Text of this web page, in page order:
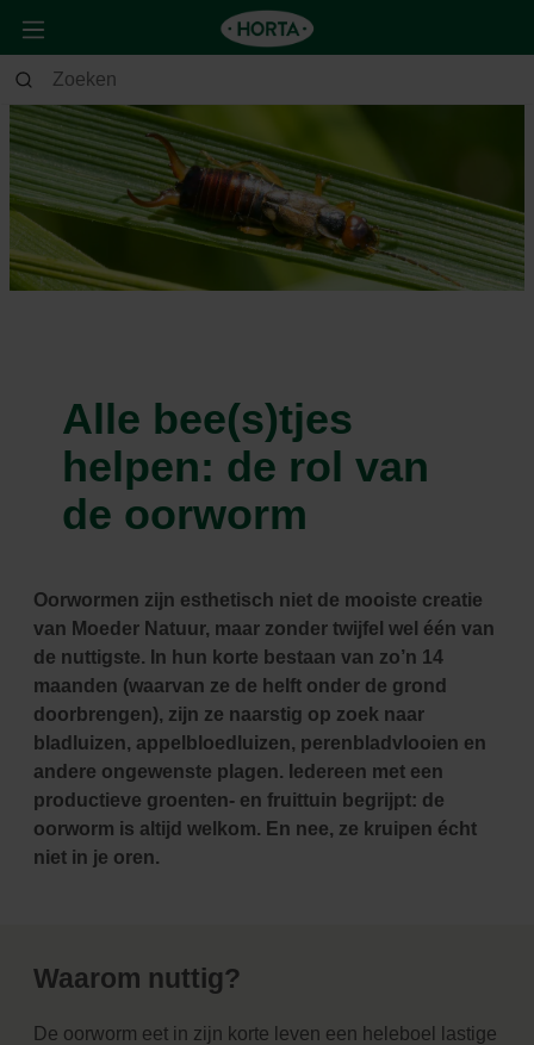
Alle bee(s)tjes
helpen: de rol van
de oorworm
Oorwormen zijn esthetisch niet de mooiste creatie
van Moeder Natuur, maar zonder twijfel wel één van
de nuttigste. In hun korte bestaan van zo’n 14
maanden (waarvan ze de helft onder de grond
doorbrengen), zijn ze naarstig op zoek naar
bladluizen, appelbloedluizen, perenbladvlooien en
andere ongewenste plagen. Iedereen met een
productieve groenten- en fruittuin begrijpt: de
oorworm is altijd welkom. En nee, ze kruipen écht
niet in je oren.
Waarom nuttig?
De oorworm eet in zijn korte leven een heleboel lastige